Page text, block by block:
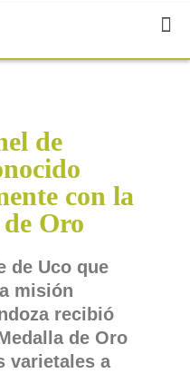
de
con la
Oro
de Uco que
misión
recibió
de Oro
varietales a